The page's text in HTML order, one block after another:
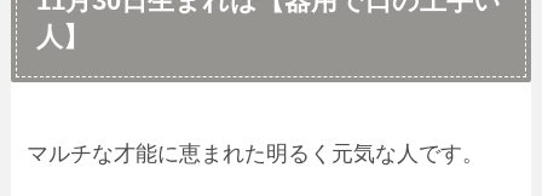
人】
マルチな才能に恵まれた明るく元気な人です。